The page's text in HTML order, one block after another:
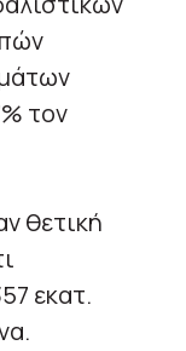
τον
θετική
εκατ.